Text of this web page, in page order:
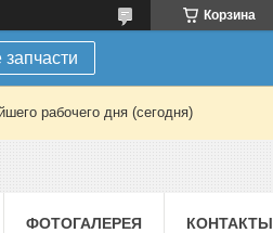
Корзина
запчасти
рабочего дня (сегодня)
ФОТОГАЛЕРЕЯ КОНТАКТЫ